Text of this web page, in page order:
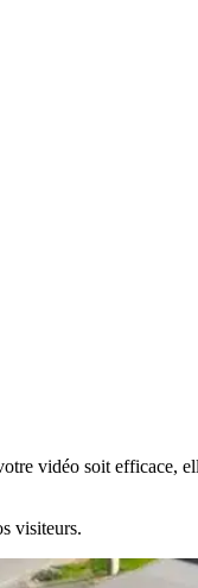
vidéo soit efficace,
visiteurs.